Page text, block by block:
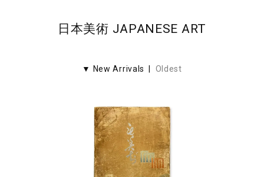
日本美術 JAPANESE ART
▼ New Arrivals | Oldest